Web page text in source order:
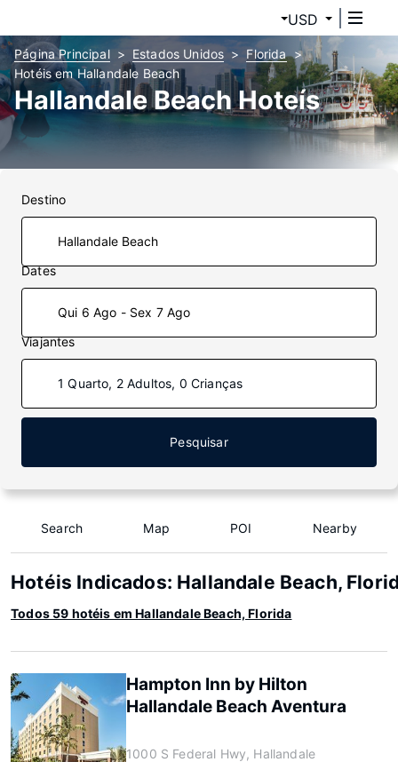
USD
Página Principal Estados Unidos
Florida
Hotéis em Hallandale Beach
Hallandale Beach Hoteís
Destino
Dates
Qui 6 Ago - Sex 7 Ago
Viajantes
1 Quarto, 2 Adultos, 0 Crianças
Pesquisar
Search Map POI Nearby
Hotéis Indicados: Hallandale Beach,
Todos 59 hotéis em Hallandale Beach, Florida
Hampton Inn by Hilton
Hallandale Beach Aventura
1000 S Federal Hwy, Hallandale